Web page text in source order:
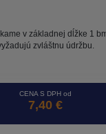
v základnej dĺžke 1
zvláštnu údržbu.
CENA S DPH od
7,40 €